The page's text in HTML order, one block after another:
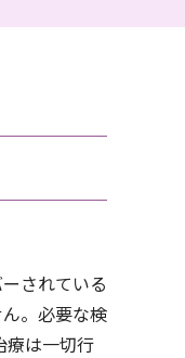
されている
。必要な検
療は一切行